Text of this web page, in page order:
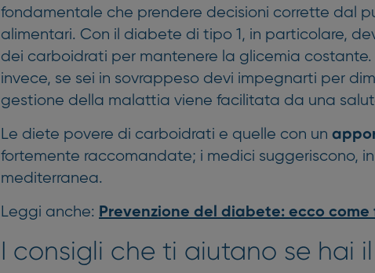
fondamentale che prendere decisioni corrette dal
alimentari. Con il diabete di tipo 1, in particolare,
dei carboidrati per mantenere la glicemia costante.
invece, se sei in sovrappeso devi impegnarti per
gestione della malattia viene facilitata da una
Le diete povere di carboidrati e quelle con un
fortemente raccomandate; i medici suggeriscono,
mediterranea.
Leggi anche: Prevenzione del diabete: ecco come
I consigli che ti aiutano se hai